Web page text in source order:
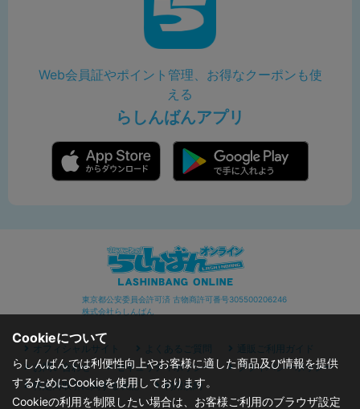
Web会員証やポイント管理、お得なクーポンも使
える
らしんばんアプリ
東京都公安委員会許可済 古物商許可番号305500206246
株式会社らしんばん
オフィシャルサイト よくあるご質問
通販ご利用ガイド
お問い合わせ
セキュリティポリシー
プライバシーポリシー
特定商取引に関する表記
利用規約
Cookieについて
らしんばんでは利便性向上やお客様に適した商品及び情報を提供
するためにCookieを使用しております。
Cookieの利用を制限したい場合は、お客様ご利用のブラウザ設定